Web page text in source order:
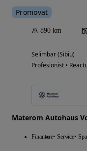
Promovat
890 km
Selimbar (Sibiu)
Profesionist •
Materom Autohaus
Finantare Service